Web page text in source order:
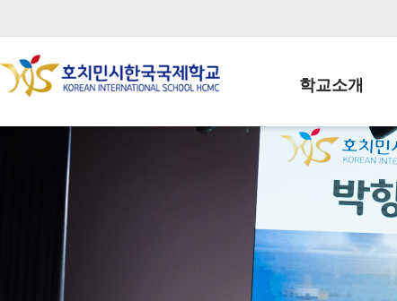
학교소개
학교장인사말
학교상징
학교연혁
교직원현황